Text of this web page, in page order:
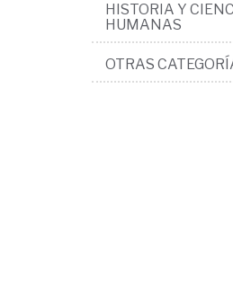
HISTORIA Y
HUMANAS
OTRAS